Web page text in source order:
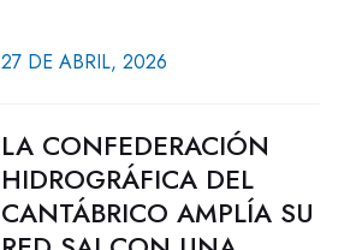
27 DE ABRIL, 2026
LA CONFEDERACIÓN
HIDROGRÁFICA DEL
CANTÁBRICO AMPLÍA SU